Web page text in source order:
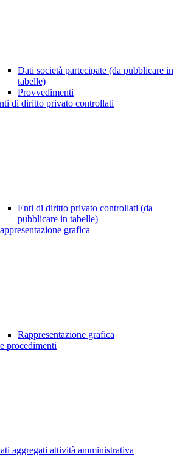
Dati società partecipate (da pubblicare in
tabelle)
Provvedimenti
di diritto privato controllati
Enti di diritto privato controllati (da
pubblicare in tabelle)
grafica
Rappresentazione grafica
procedimenti
aggregati attività amministrativa